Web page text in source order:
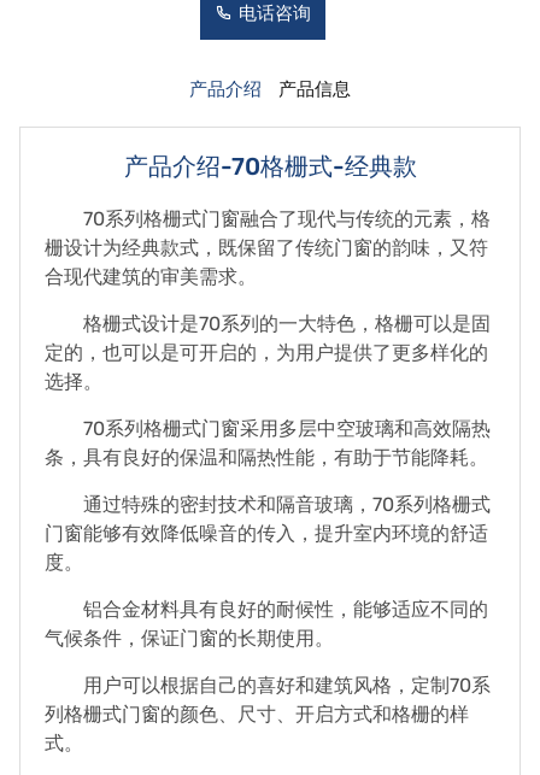
电话咨询
产品介绍 产品信息
产品介绍-70格栅式-经典款
70系列格栅式门窗融合了现代与传统的元素，格
栅设计为经典款式，既保留了传统门窗的韵味，又符
合现代建筑的审美需求。
格栅式设计是70系列的一大特色，格栅可以是固
定的，也可以是可开启的，为用户提供了更多样化的
选择。
70系列格栅式门窗采用多层中空玻璃和高效隔热
条，具有良好的保温和隔热性能，有助于节能降耗。
通过特殊的密封技术和隔音玻璃，70系列格栅式
门窗能够有效降低噪音的传入，提升室内环境的舒适
度。
铝合金材料具有良好的耐候性，能够适应不同的
气候条件，保证门窗的长期使用。
用户可以根据自己的喜好和建筑风格，定制70系
列格栅式门窗的颜色、尺寸、开启方式和格栅的样
式。